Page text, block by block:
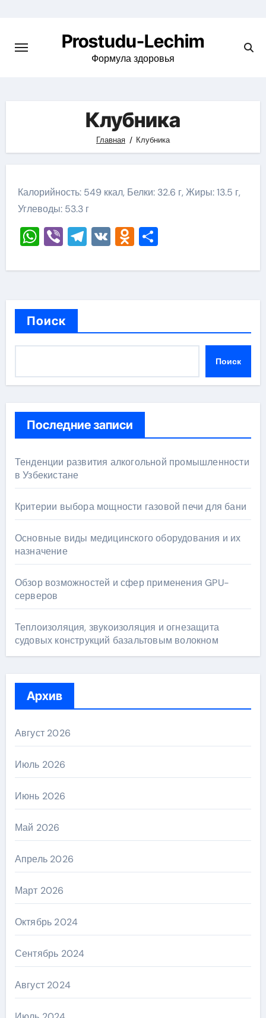
содержимому
Prostudu-Lechim
Формула здоровья
Клубника
Главная Клубника
Калорийность: 549 ккал, Белки: 32.6 г, Жиры: 13.5 г,
Углеводы: 53.3 г
WhatsApp
ViberTelegram
VKOdnoklassniki
Отправить
Поиск
Поиск
Последние записи
Тенденции развития алкогольной промышленности
в Узбекистане
Критерии выбора мощности газовой печи для бани
Основные виды медицинского оборудования и их
назначение
Обзор возможностей и сфер применения GPU-
серверов
Теплоизоляция, звукоизоляция и огнезащита
судовых конструкций базальтовым волокном
Архив
Август 2026
Июль 2026
Июнь 2026
Май 2026
Апрель 2026
Март 2026
Октябрь 2024
Сентябрь 2024
Август 2024